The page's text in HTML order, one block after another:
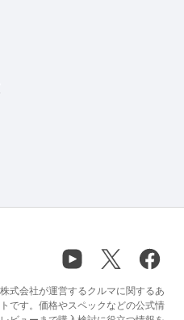
式会社が運営するクルマに関するあ
です。価格やスペックなどの公式情